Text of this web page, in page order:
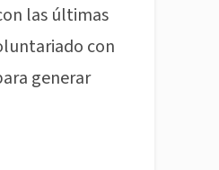
las últimas
con
generar